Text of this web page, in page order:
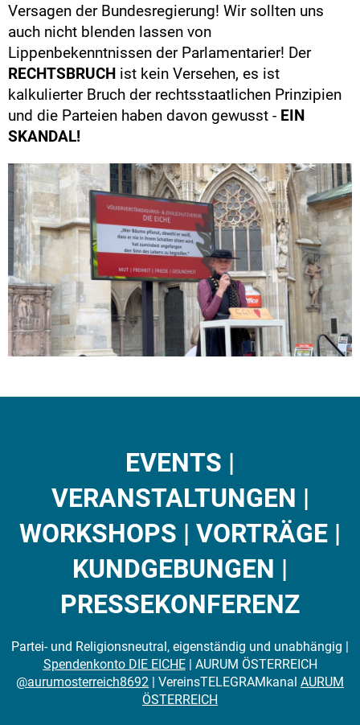
Versagen der Bundesregierung! Wir sollten uns
auch nicht blenden lassen von
Lippenbekenntnissen der Parlamentarier! Der
RECHTSBRUCH ist kein Versehen, es ist
kalkulierter Bruch der rechtsstaatlichen Prinzipien
und die Parteien haben davon gewusst - EIN
SKANDAL!
EVENTS |
VERANSTALTUNGEN |
WORKSHOPS | VORTRÄGE |
KUNDGEBUNGEN |
PRESSEKONFERENZ
Partei- und Religionsneutral, eigenständig und unabhängig |
Spendenkonto DIE EICHE| AURUM ÖSTERREICH
@aurumosterreich8692 | VereinsTELEGRAMkanal AURUM
ÖSTERREICH